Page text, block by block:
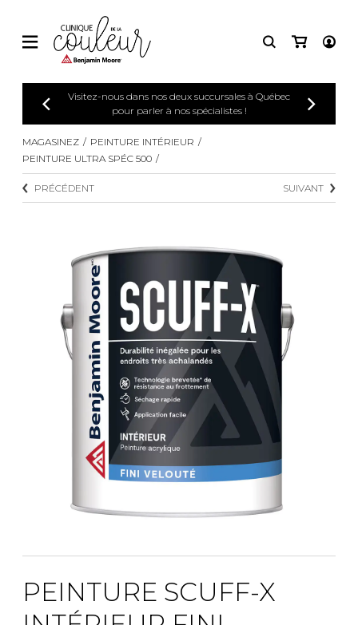
Visitez-nous dans nos deux succursales à Québec
pour parler à nos spécialistes !
MAGASINEZ
PEINTURE INTÉRIEUR
PEINTURE ULTRA SPÉC 500
PRÉCÉDENT SUIVANT
PEINTURE SCUFF-X